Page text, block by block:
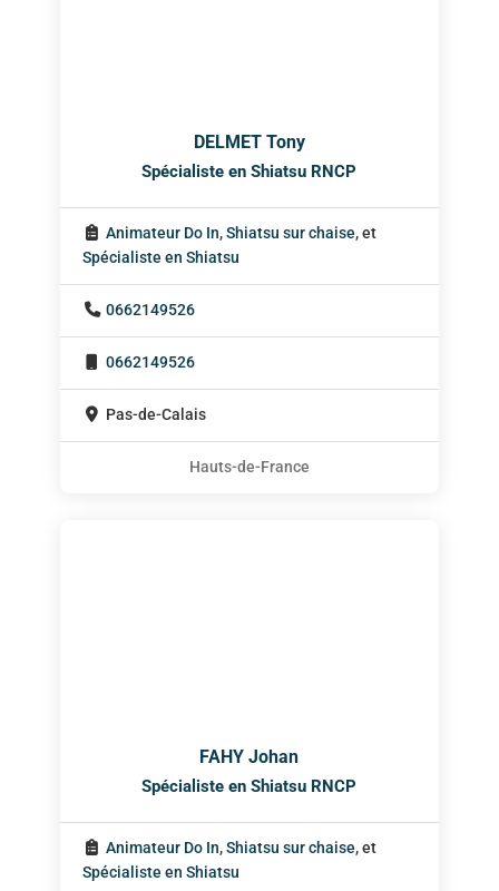
DELMET Tony
Spécialiste en Shiatsu RNCP
Animateur Do In,Shiatsu sur chaise, et
Spécialiste en Shiatsu
0662149526
0662149526
Pas-de-Calais
Hauts-de-France
FAHY Johan
Spécialiste en Shiatsu RNCP
Animateur Do In,Shiatsu sur chaise, et
Spécialiste en Shiatsu